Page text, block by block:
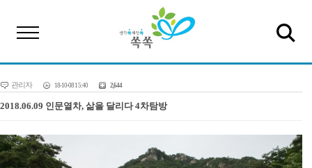
관리자 18-10-08 15:40 2,644
2018.06.09 인문열차, 삶을 달리다 4차탐방